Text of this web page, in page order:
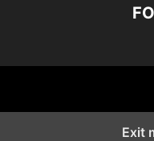
Exit